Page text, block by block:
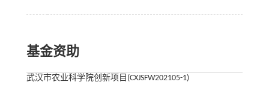
基金资助
武汉市农业科学院创新项目(CXJSFW202105-1)